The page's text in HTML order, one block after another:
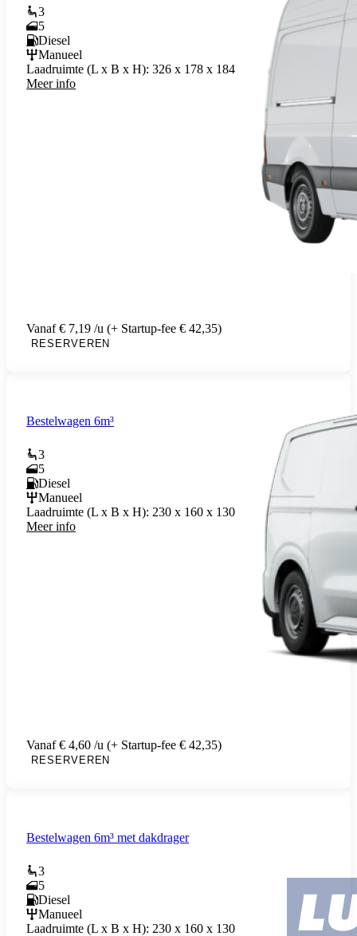
3
5
Diesel
Manueel
Laadruimte (L x B x H):326 x 178 x 184
Meer info
Vanaf € 7,19 /u (+ Startup-fee € 42,35)
RESERVEREN
Bestelwagen 6m³
3
5
Diesel
Manueel
Laadruimte (L x B x H): 230 x 160 x 130
Meer info
Vanaf € 4,60 /u (+ Startup-fee € 42,35)
RESERVEREN
Bestelwagen 6m³ met dakdrager
3
5
Diesel
Manueel
Laadruimte (L x B x H): 230 x 160 x 130